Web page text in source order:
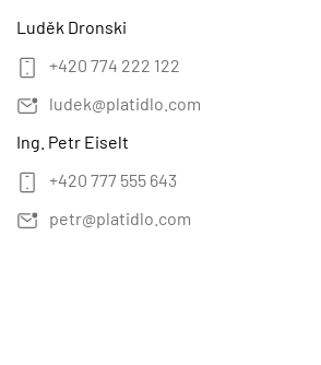
Luděk Dronski
+420 774 222 122
ludek@platidlo.com
Ing. Petr Eiselt
+420 777 555 643
petr@platidlo.com